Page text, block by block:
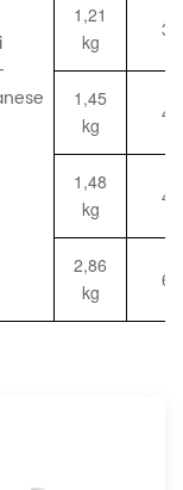
1,21
kg
1,45
kg
1,48
kg
2,86
kg